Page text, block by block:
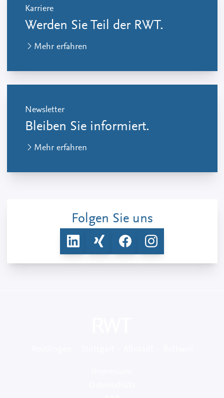
Karriere
Werden Sie Teil der RWT.
Mehr erfahren
Newsletter
Bleiben Sie informiert.
Mehr erfahren
Folgen Sie uns